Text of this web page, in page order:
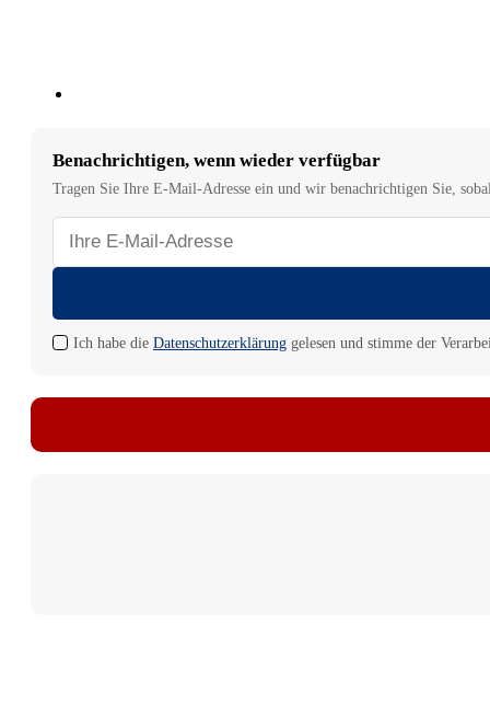
Benachrichtigen, wenn wieder verfügbar
Tragen Sie Ihre E-Mail-Adresse ein und wir benachrichtigen Sie,
E-
Mail-
Adresse
Benachrichtigung
Ich habe dieDatenschutzerklärung gelesen und stimme der